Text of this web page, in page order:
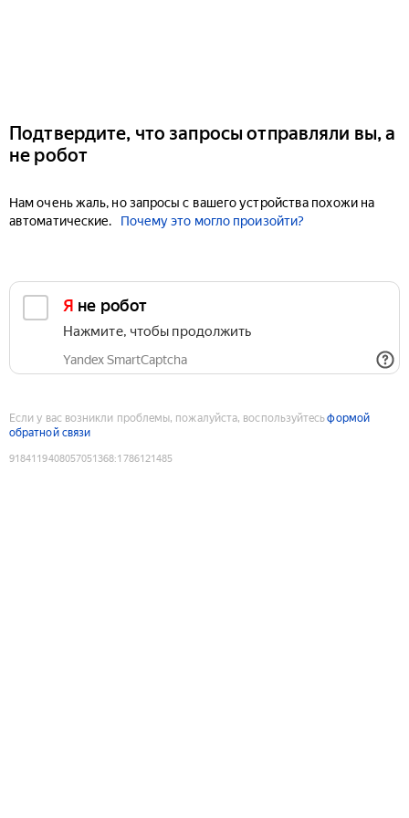
Подтвердите, что запросы отправляли вы, а
не робот
Нам очень жаль, но запросы с вашего устройства похожи на
автоматические.
Почему это могло произойти?
Я не робот
Нажмите, чтобы продолжить
Yandex SmartCaptcha
Если у вас возникли проблемы, пожалуйста, воспользуйтесьформой
обратной связи
9184119408057051368:1786121485